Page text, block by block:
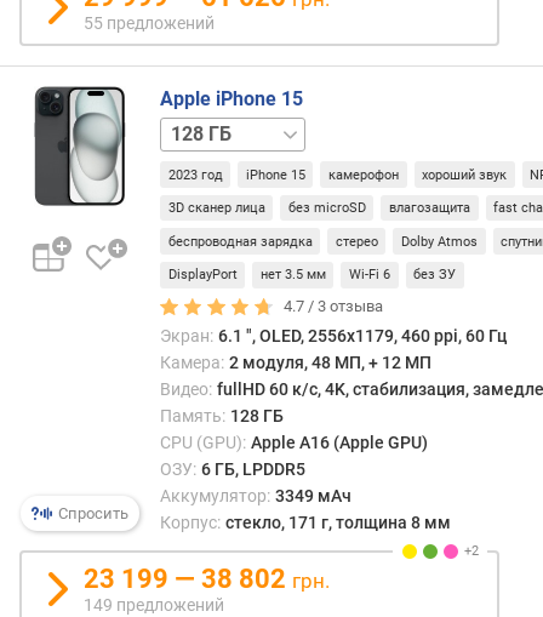
л
е
я
(
"
)
P
I
(
т
о
т
а
р
55 предложений
Спросить
Apple iPhone 15
256 ГБ512 ГБ
2023 год iPhone 15 камерофон хороший звук
3D сканер лица без microSD влагозащита fast
беспроводная зарядка стерео Dolby Atmos
DisplayPort нет 3.5 мм Wi-Fi 6 без ЗУ
4.7 /3 отзыва
Экран: 6.1 ", OLED, 2556x1179, 460 ppi, 60 Гц
Камера: 2 модуля, 48 МП, + 12 МП
Видео: fullHD 60 к/с, 4K, стабилизация,
Память: 128 ГБ
CPU (GPU): Apple A16 (Apple GPU)
ОЗУ: 6 ГБ, LPDDR5
Аккумулятор: 3349 мАч
Корпус: стекло, 171 г, толщина 8 мм
23 199 — 38 802 грн.
149 предложений